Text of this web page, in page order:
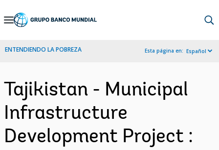
Skip
Navigation
ENTENDIENDO LA POBREZA Esta página en: Español
Tajikistan - Municipal
Infrastructure
Development Project :